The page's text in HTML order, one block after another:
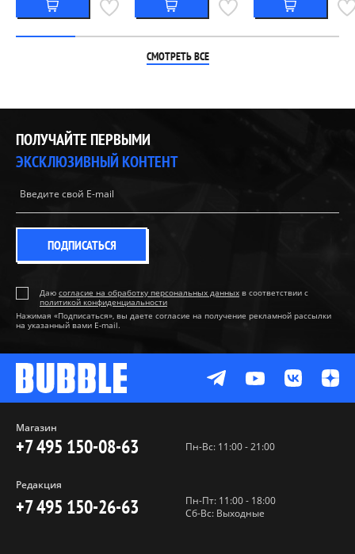
СМОТРЕТЬ ВСЕ
ПОЛУЧАЙТЕ ПЕРВЫМИ
ЭКСКЛЮЗИВНЫЙ КОНТЕНТ
ПОДПИСАТЬСЯ
Даю согласие на обработку персональных данных в соответствии с
политикой конфиденциальности
Нажимая «Подписаться», вы даете согласие на получение рекламной рассылки
на указанный вами E-mail.
Магазин
+7 495 150-08-63 Пн-Вс: 11:00 - 21:00
Редакция
+7 495 150-26-63
Пн-Пт: 11:00 - 18:00
Сб-Вс: Выходные